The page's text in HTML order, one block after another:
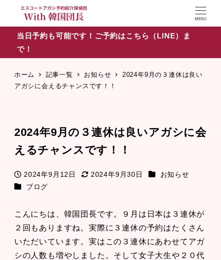
MENU
当日予約も可能です！ご予約はこちら（LINE）ま
で！
ホーム 記事一覧 お知らせ
2024年9月の３連休は良い
アガシに会えるチャンスです！！
2024年9月の３連休は良いアガシに会
えるチャンスです！！
投稿日
2024年9月12日
更新日
2024年9月30日 カテゴリー
お知らせ
カテゴリー
ブログ
こんにちは、韓国団長です。９月は日本は３連休が
２回もありますね。実際に３連休の予約はたくさん
いただいています。実はこの３連休にあわせてアガ
シの人数も増やしました。そして女子大生や２０代